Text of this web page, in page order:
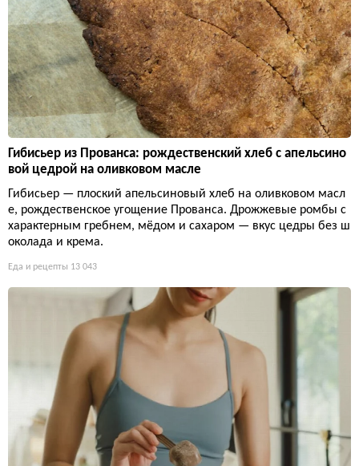
Гибисьер из Прованса: рождественский хлеб с апельсино
вой цедрой на оливковом масле
Гибисьер — плоский апельсиновый хлеб на оливковом масл
е, рождественское угощение Прованса. Дрожжевые ромбы с
характерным гребнем, мёдом и сахаром — вкус цедры без ш
околада и крема.
Еда и рецепты 13 043